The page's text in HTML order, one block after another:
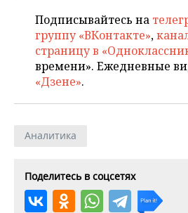
ОПК
ЭНЕРГЕТИКА
УСЛУГИ
МЕДИА
ТЕЛЕКОММУНИКАЦИИ
ВЫЕЗДНАЯ РЕДАКЦИЯ
БИЗНЕС-БРАНЧИ
ONLINE-КОНФЕРЕНЦИИ
ОТКРЫТАЯ ЛЕКЦИЯ
НОВОСТИ СПОРТА
ФУТБОЛ
ХОККЕЙ
БАСКЕТБОЛ
ВОЛЕЙБОЛ
КИБЕРСПОРТ
ОБЩЕСТВО
НОВОСТИ ОБЩЕСТВА
ВЛАСТЬ
ИНФРАСТРУКТУРА
ИСТОРИЯ
КУЛЬТУРА
ФОТОГАЛЕРЕЯ
СЮЖЕТЫ
СПРАВОЧНИК
СПИСОК ПЕРСОН
СПИСОК КОМПАНИЙ
ПОЛНАЯ ВЕРСИЯ
Подписывайтесь на
группу «ВКонтакте»,
страницу в
времени». Ежедневные
«Дзене».
Аналитика
Поделитесь в соцсетях